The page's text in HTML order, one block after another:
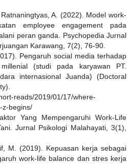
A. (2022). Model work-
employee engagement pada
peran ganda. Psychopedia Jurnal
Karawang, 7(2), 76-90.
Pengaruh social media terhadap
(studi pada karyawan PT.
internasional Juanda) (Doctoral
reads/2019/01/17/where-
z-begins/
Yang Mempengaruhi Work-Life
Jurnal Psikologi Malahayati, 3(1),
M. (2019). Kepuasan kerja sebagai
work-life balance dan stres kerja